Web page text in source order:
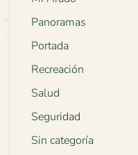
Panoramas
Portada
Recreación
Salud
Seguridad
Sin categoría